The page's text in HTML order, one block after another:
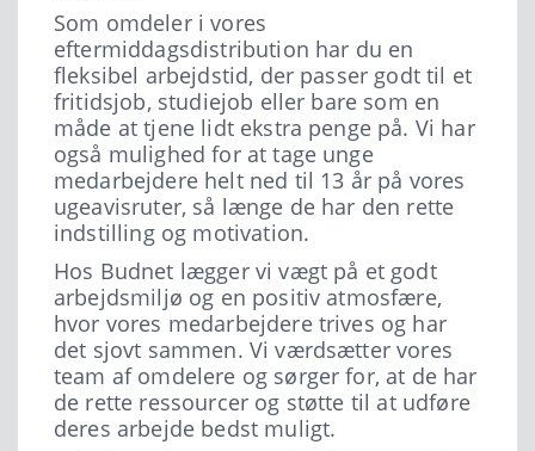
Som omdeler i vores
eftermiddagsdistribution har du en
fleksibel arbejdstid, der passer godt til et
fritidsjob, studiejob eller bare som en
måde at tjene lidt ekstra penge på. Vi har
også mulighed for at tage unge
medarbejdere helt ned til 13 år på vores
ugeavisruter, så længe de har den rette
indstilling og motivation.
Hos Budnet lægger vi vægt på et godt
arbejdsmiljø og en positiv atmosfære,
hvor vores medarbejdere trives og har
det sjovt sammen. Vi værdsætter vores
team af omdelere og sørger for, at de har
de rette ressourcer og støtte til at udføre
deres arbejde bedst muligt.